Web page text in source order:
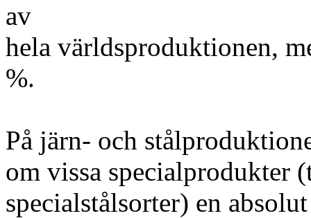
av
hela världsproduktionen,
%.
På järn- och
om vissa specialprodukter
specialstålsorter) en